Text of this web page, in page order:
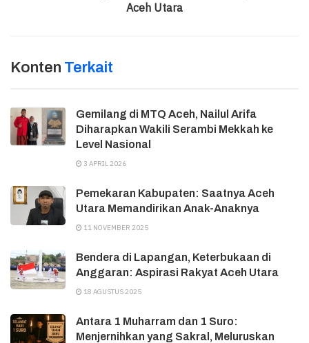
Aceh Utara
Konten Terkait
Gemilang di MTQ Aceh, Nailul Arifa
Diharapkan Wakili Serambi Mekkah ke
Level Nasional
3 APRIL 2026
Pemekaran Kabupaten: Saatnya Aceh
Utara Memandirikan Anak-Anaknya
11 NOVEMBER 2025
Bendera di Lapangan, Keterbukaan di
Anggaran: Aspirasi Rakyat Aceh Utara
18 AGUSTUS 2025
Antara 1 Muharram dan 1 Suro:
Menjernihkan yang Sakral, Meluruskan